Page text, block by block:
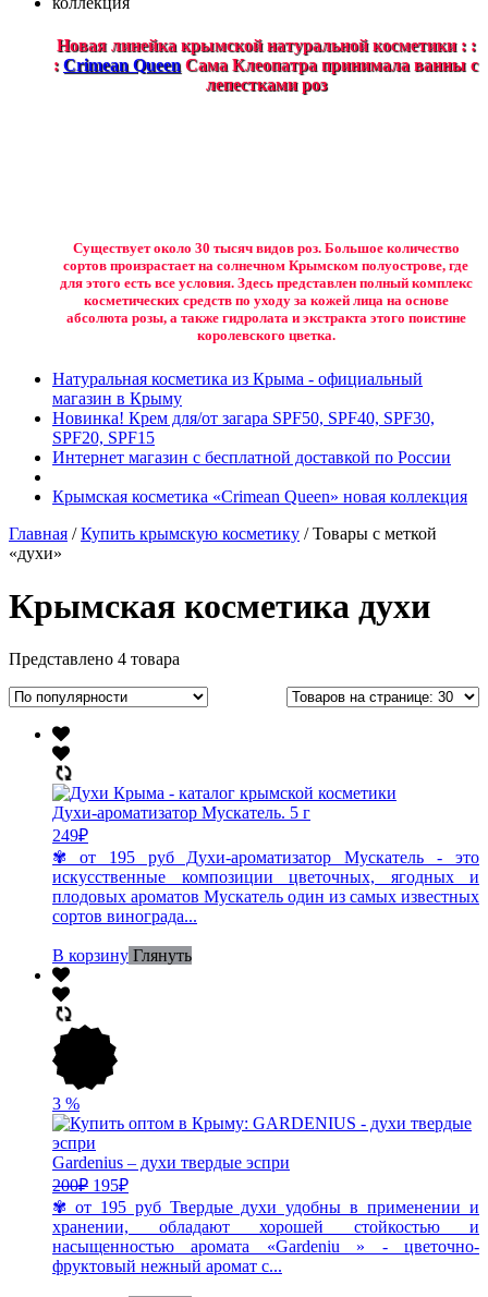
Новая линейка крымской натуральной косметики : :
: Crimean Queen Сама Клеопатра принимала ванны с
лепестками роз
Существует около 30 тысяч видов роз. Большое количество
сортов произрастает на солнечном Крымском полуострове, где
для этого есть все условия. Здесь представлен полный комплекс
косметических средств по уходу за кожей лица на основе
абсолюта розы, а также гидролата и экстракта этого поистине
королевского цветка.
Натуральная косметика из Крыма - официальный
магазин в Крыму
Новинка! Крем для/от загара SPF50, SPF40, SPF30,
SPF20, SPF15
Интернет магазин с бесплатной доставкой по России
Крымская косметика «Crimean Queen» новая коллекция
Главная /Купить крымскую косметику / Товары с меткой
«духи»
Крымская косметика духи
Представлено 4 товара
Духи-ароматизатор Мускатель. 5 г
249₽
✾ от 195 руб Духи-ароматизатор Мускатель - это
искусственные композиции цветочных, ягодных и
плодовых ароматов Мускатель один из самых известных
сортов винограда...
В корзину Глянуть
3 %
Gardenius – духи твердые эспри
200₽ 195₽
✾ от 195 руб Твердые духи удобны в применении и
хранении, обладают хорошей стойкостью и
насыщенностью аромата «Gardeniu » - цветочно-
фруктовый нежный аромат с...